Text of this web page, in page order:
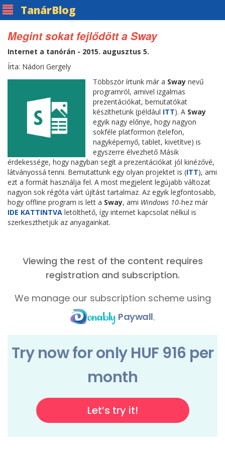
TanárBlog
Megint sokat fejlődött a Sway
Internet a tanórán - 2015. augusztus 5.
Írta: Nádori Gergely
Többször írtunk már a Sway nevű
programról, amivel izgalmas
prezentációkat, bemutatókat
készíthetünk (például ITT). A Sway
egyik nagy előnye, hogy nagyon
sokféle platformon (telefon,
nagyképernyő, tablet, kivetítve) is
egyszerre élvezhető Másik
érdekessége, hogy nagyban segít a prezentációkat jól kinézővé,
látványossá tenni. Bemutattunk egy olyan projektet is (ITT), ami
ezt a formát használja fel. A most megjelent legújabb változat
nagyon sok régóta várt újítást tartalmaz. Az egyik legfontosabb,
hogy offline program is lett a Sway, ami Windows 10-hez már
IDE KATTINTVA letölthető, így internet kapcsolat nélkül is
szerkeszthetjük az anyagainkat.